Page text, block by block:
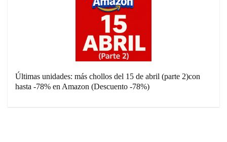
Últimas unidades: más chollos del 15 de abril (parte 2)con
hasta -78% en Amazon (Descuento -78%)